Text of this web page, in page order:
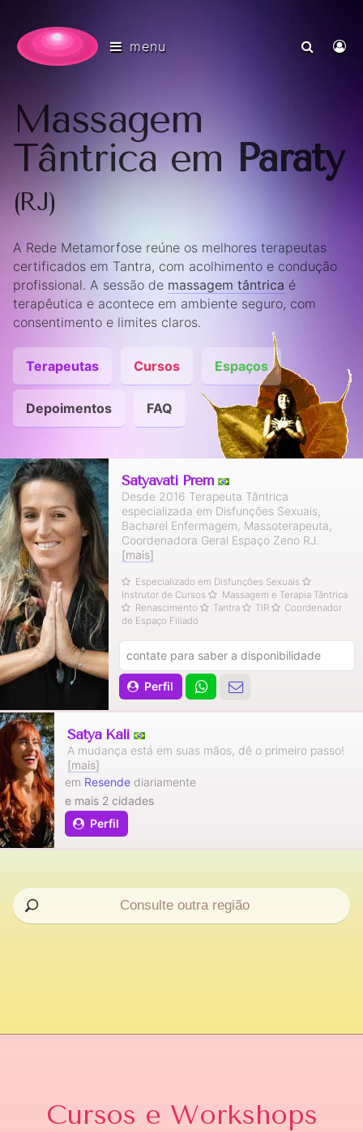
menu
Massagem
Tântrica emParaty
(RJ)
A Rede Metamorfose reúne os melhores terapeutas
certificados em Tantra, com acolhimento e condução
profissional. A sessão de massagem tântrica é
terapêutica e acontece em ambiente seguro, com
consentimento e limites claros.
Terapeutas Cursos Espaços
Depoimentos FAQ
Satyavati Prem
Desde 2016 Terapeuta Tântrica
especializada em Disfunções Sexuais,
Bacharel Enfermagem, Massoterapeuta,
Coordenadora Geral Espaço Zeno RJ.
[mais]
Especializado em Disfunções Sexuais
Instrutor de Cursos
Massagem e Terapia Tântrica
Renascimento
Tantra TIR
Coordenador
de Espaço Filiado
Perfil
contate para saber a disponibilidade
Satya Kali
A mudança está em suas mãos, dê o primeiro passo!
[mais]
Perfil
em Resendediariamente
e mais 2 cidades
Cursos e Workshops